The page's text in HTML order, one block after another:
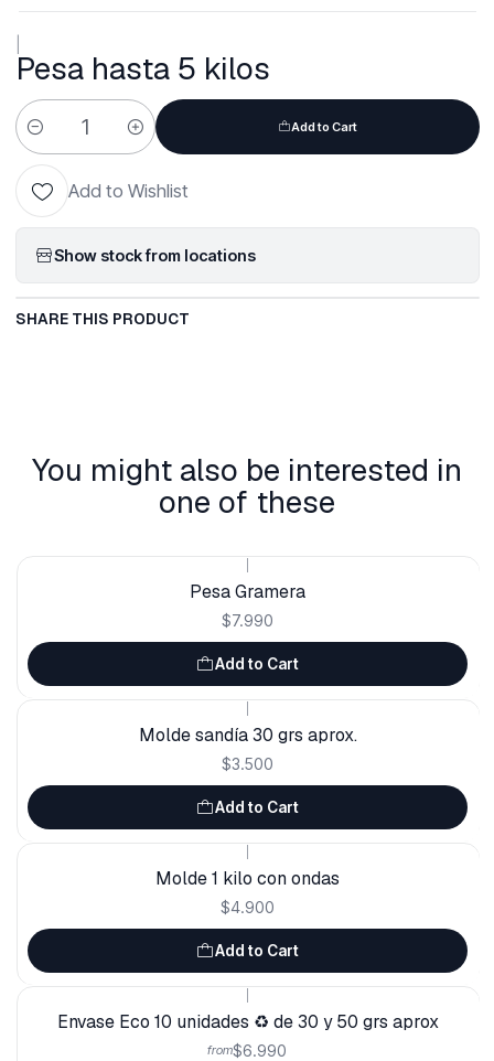
Pesa hasta 5 kilos
Quantity
Add to Cart
Add to Wishlist
Show stock from locations
SHARE THIS PRODUCT
You might also be interested in
one of these
Pesa Gramera
$7.990
Add to Cart
Molde sandía 30 grs aprox.
$3.500
Add to Cart
Molde 1 kilo con ondas
$4.900
Add to Cart
Envase Eco 10 unidades ♻️ de 30 y 50 grs aprox
from$6.990